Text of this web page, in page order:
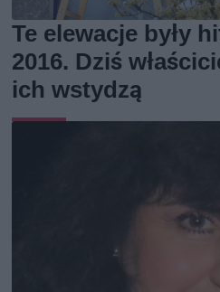
Te elewacje były
2016. Dziś
ich wstydzą